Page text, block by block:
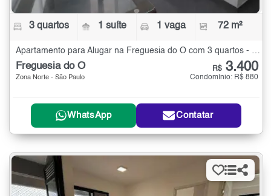
3 quartos 1 suíte 1 vaga 72 m²
Apartamento para Alugar na Freguesia do Ó com 3 quartos - 72 m²
Freguesia do Ó
Zona Norte - São Paulo
R$ 3.400
Condomínio: R$ 880
WhatsApp Contatar